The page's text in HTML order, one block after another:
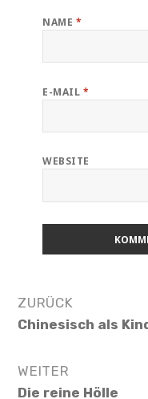
NAME *
E-MAIL *
WEBSITE
Navigation
ZURÜCK
Vorheriger
Chinesisch als
WEITER
Nächster
Die reine Hölle